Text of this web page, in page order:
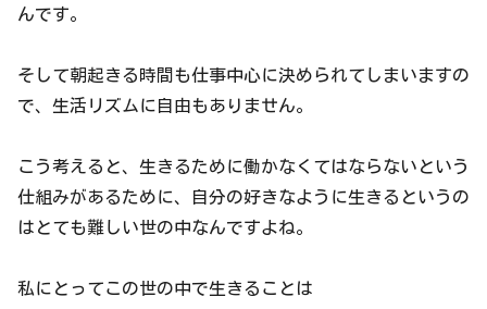
んです。
そして朝起きる時間も仕事中心に決められてしまいますの
で、生活リズムに自由もありません。
こう考えると、生きるために働かなくてはならないという
仕組みがあるために、自分の好きなように生きるというの
はとても難しい世の中なんですよね。
私にとってこの世の中で生きることは